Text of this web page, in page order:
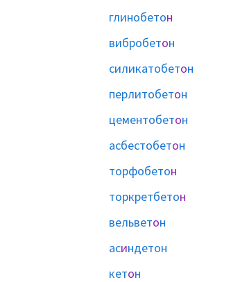
глинобетон
вибробетон
силикатобетон
перлитобетон
цементобетон
асбестобетон
торфобетон
торкретбетон
вельветон
асиндетон
кетон